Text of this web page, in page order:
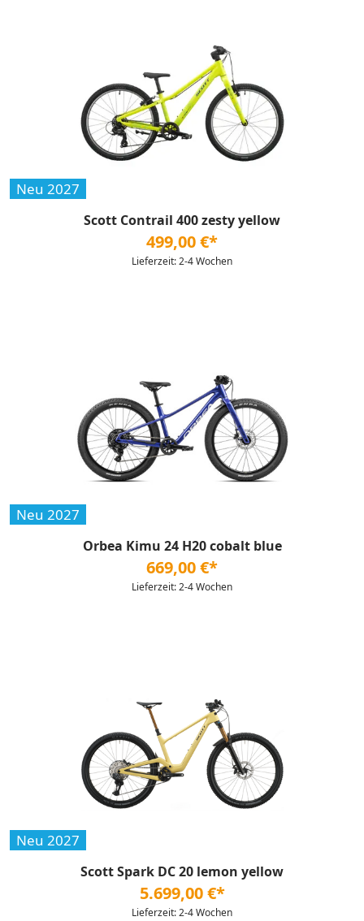
Neu 2027
Scott Contrail 400 zesty yellow
499,00 €*
Lieferzeit: 2-4 Wochen
Neu 2027
Orbea Kimu 24 H20 cobalt blue
669,00 €*
Lieferzeit: 2-4 Wochen
Neu 2027
Scott Spark DC 20 lemon yellow
5.699,00 €*
Lieferzeit: 2-4 Wochen